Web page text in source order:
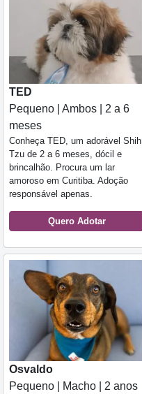
TED
Pequeno | Ambos | 2 a 6
meses
Conheça TED, um adorável Shih
Tzu de 2 a 6 meses, dócil e
brincalhão. Procura um lar
amoroso em Curitiba. Adoção
responsável apenas.
Quero Adotar
Osvaldo
Pequeno | Macho | 2 anos